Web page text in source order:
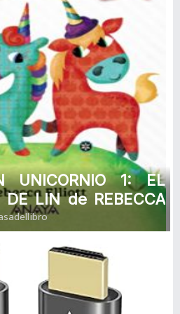
UNICORNIO 1: EL
DE LIN de REBECCA